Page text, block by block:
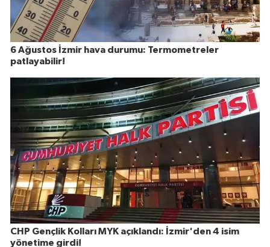
6 Ağustos İzmir hava durumu: Termometreler
patlayabilir!
CHP Gençlik Kolları MYK açıklandı: İzmir'den 4 isim
yönetime girdi!